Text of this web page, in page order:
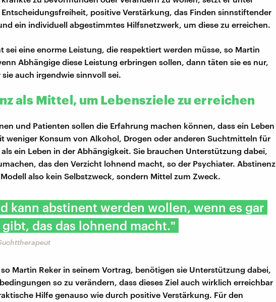
positive Verstärkung, das Finden sinnstiftender
ein individuell abgestimmtes Hilfsnetzwerk, um diese zu erreichen.
sei eine enorme Leistung, die respektiert werden müsse, so Martin
Abhängige diese Leistung erbringen sollen, dann täten sie es nur,
auch irgendwie sinnvoll sei.
als Mittel, um Lebensziele zu erreichen
und Patienten sollen die Erfahrung machen können, dass ein Leben
weniger Konsum von Alkohol, Drogen oder anderen Suchtmitteln für
als ein Leben in der Abhängigkeit. Sie brauchen Unterstützung dabei,
das den Verzicht lohnend macht, so der Psychiater. Abstinenz
also kein Selbstzweck, sondern Mittel zum Zweck.
kann abstinent werden wollen, wenn es gar
das das lohnend macht."
Martin Reker in seinem Vortrag, benötigen sie Unterstützung dabei,
so zu verändern, dass dieses Ziel auch wirklich erreichbar
Hilfe genauso wie durch positive Verstärkung. Für den